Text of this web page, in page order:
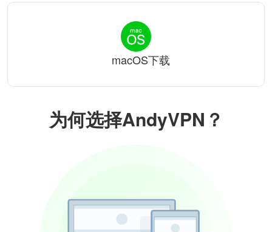
为何选择AndyVPN？
macOS下载